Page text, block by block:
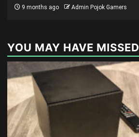
9 months ago Admin Pojok Gamers
YOU MAY HAVE MISSED